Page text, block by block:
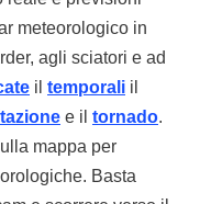
meteorologico in
agli sciatori e ad
il temporali il
e il tornado.
mappa per
Basta